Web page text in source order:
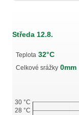
Středa 12.8.
Teplota 32°C
Celkové srážky 0mm
28 °C
30 °C